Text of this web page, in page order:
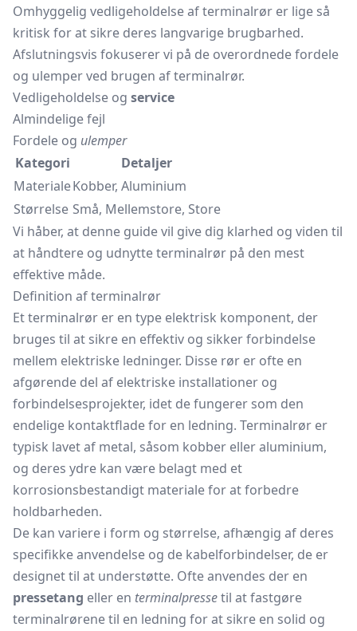
Omhyggelig vedligeholdelse af terminalrør er lige så
kritisk for at sikre deres langvarige brugbarhed.
Afslutningsvis fokuserer vi på de overordnede fordele
og ulemper ved brugen af terminalrør.
Vedligeholdelse og service
Almindelige fejl
Fordele og ulemper
Kategori
Detaljer
MaterialeKobber, Aluminium
Størrelse Små, Mellemstore, Store
Vi håber, at denne guide vil give dig klarhed og viden til
at håndtere og udnytte terminalrør på den mest
effektive måde.
Definition af terminalrør
Et terminalrør er en type elektrisk komponent, der
bruges til at sikre en effektiv og sikker forbindelse
mellem elektriske ledninger. Disse rør er ofte en
afgørende del af elektriske installationer og
forbindelsesprojekter, idet de fungerer som den
endelige kontaktflade for en ledning. Terminalrør er
typisk lavet af metal, såsom kobber eller aluminium,
og deres ydre kan være belagt med et
korrosionsbestandigt materiale for at forbedre
holdbarheden.
De kan variere i form og størrelse, afhængig af deres
specifikke anvendelse og de kabelforbindelser, de er
designet til at understøtte. Ofte anvendes der en
pressetang eller en terminalpressetil at fastgøre
terminalrørene til en ledning for at sikre en solid og